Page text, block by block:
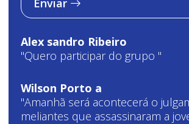
Alex sandro Ribeiro
"Quero participar do grupo "
Wilson Porto a
"Amanhã será acontecerá o
meliantes que assassinaram a